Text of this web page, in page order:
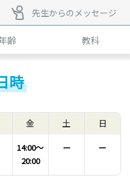
先生からのメッセージ
齢 教科
時
金
14:00〜
20:00
土
ー
日
ー